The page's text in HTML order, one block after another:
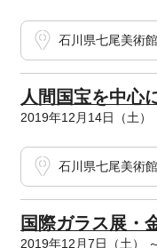
石川県七尾美術館
人間国宝を中心
2019年12月14日（土）
石川県七尾美術館
国際ガラス展・
2019年12月7日（土）